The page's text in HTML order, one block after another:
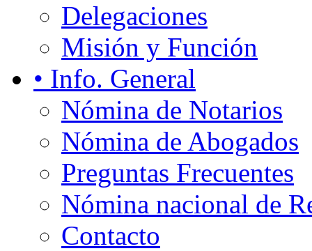
Delegaciones
Misión y Función
• Info. General
Nómina de Notarios
Nómina de Abogados
Preguntas Frecuentes
Nómina nacional de
Contacto